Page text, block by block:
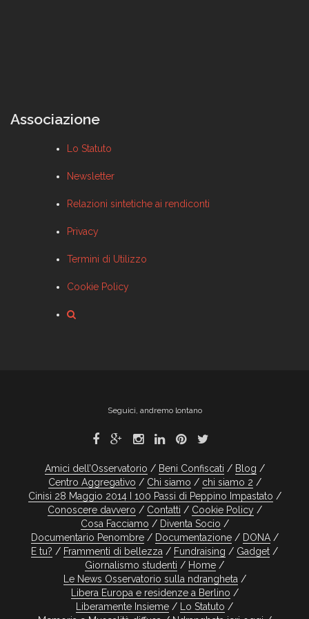
Associazione
Lo Statuto
Newsletter
Relazioni sintetiche ai rendiconti
Privacy
Termini di Utilizzo
Cookie Policy
Seguici, andremo lontano
Amici dell’Osservatorio Beni Confiscati
Blog
Centro Aggregativo
Chi siamo
chi siamo 2
Cinisi 28 Maggio 2014 I 100 Passi di Peppino Impastato
Conoscere davvero
Contatti
Cookie Policy
Cosa Facciamo
Diventa Socio
Documentario Penombre
Documentazione
DONA
E tu?
Frammenti di bellezza Fundraising
Gadget
Giornalismo studenti
Home
Le News Osservatorio sulla ndrangheta
Libera Europa e residenze a Berlino
Liberamente Insieme
Lo Statuto